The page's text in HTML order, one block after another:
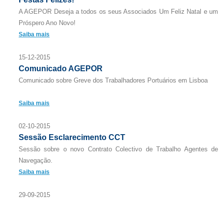
A AGEPOR Deseja a todos os seus Associados Um Feliz Natal e um
Próspero Ano Novo!
Saiba mais
15-12-2015
Comunicado AGEPOR
Comunicado sobre Greve dos Trabalhadores Portuários em Lisboa
Saiba mais
02-10-2015
Sessão Esclarecimento CCT
Sessão sobre o novo Contrato Colectivo de Trabalho Agentes de
Navegação.
Saiba mais
29-09-2015